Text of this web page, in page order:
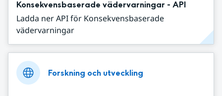
Konsekvensbaserade vädervarningar - API
Ladda ner API för Konsekvensbaserade
vädervarningar
Forskning och utveckling